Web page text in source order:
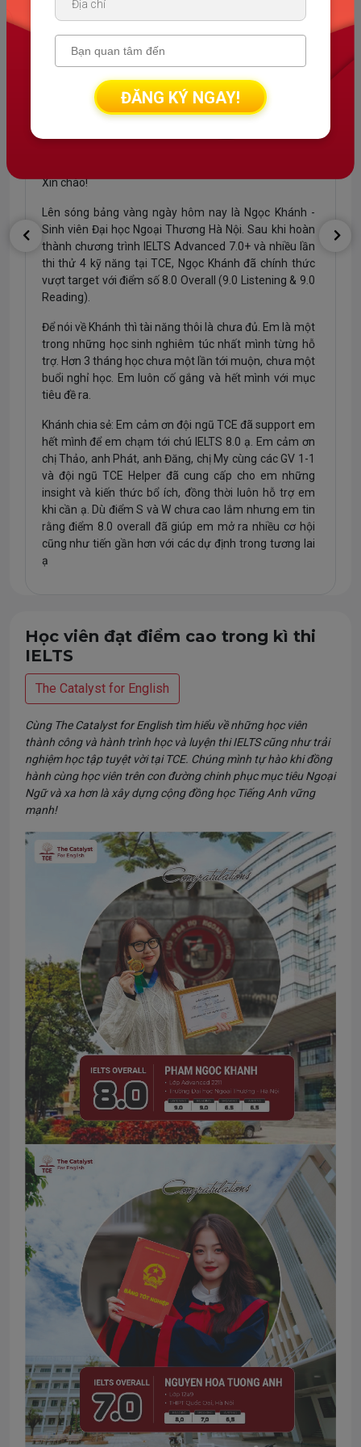
Xin chào!
Lên sóng bảng vàng ngày hôm nay là Ngọc Khánh -
Sinh viên Đại học Ngoại Thương Hà Nội. Sau khi hoàn
thành chương trình IELTS Advanced 7.0+ và nhiều lần
thi thử 4 kỹ năng tại TCE, Ngọc Khánh đã chính thức
vượt target với điểm số 8.0 Overall (9.0 Listening & 9.0
Reading).
Để nói về Khánh thì tài năng thôi là chưa đủ. Em là một
trong những học sinh nghiêm túc nhất mình từng hỗ
trợ. Hơn 3 tháng học chưa một lần tới muộn, chưa một
buổi nghỉ học. Em luôn cố gắng và hết mình với mục
tiêu đề ra.
Khánh chia sẻ: Em cảm ơn đội ngũ TCE đã support em
hết mình để em chạm tới chú IELTS 8.0 ạ. Em cảm ơn
chị Thảo, anh Phát, anh Đăng, chị My cùng các GV 1-1
và đội ngũ TCE Helper đã cung cấp cho em những
insight và kiến thức bổ ích, đồng thời luôn hỗ trợ em
khi cần ạ. Dù điểm S và W chưa cao lắm nhưng em tin
rằng điểm 8.0 overall đã giúp em mở ra nhiều cơ hội
cũng như tiến gần hơn với các dự định trong tương lai
ạ
hành cùng The Catalyst for English! Hy vọng kết quả
này sẽ giúp ích em thật nhiều trên chặng đường Đại
học và công việc sau này!
Học viên đạt điểm cao trong kì thi
IELTS
The Catalyst for English
Cùng The Catalyst for English tìm hiểu về những học viên
thành công và hành trình học và luyện thi IELTS cũng như trải
nghiệm học tập tuyệt vời tại TCE. Chúng mình tự hào khi đồng
hành cùng học viên trên con đường chinh phục mục tiêu Ngoại
Ngữ và xa hơn là xây dựng cộng đồng học Tiếng Anh vững
mạnh!
ĐĂNG KÝ NGAY!